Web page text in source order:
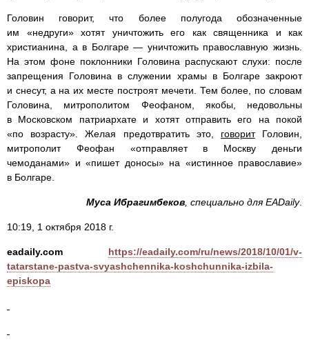
Головин говорит, что более полугода обозначенные
им «недруги» хотят уничтожить его как священника и как
христианина, а в Болгаре — уничтожить православную жизнь.
На этом фоне поклонники Головина распускают слухи: после
запрещения Головина в служении храмы в Болгаре закроют
и снесут, а на их месте построят мечети. Тем более, по словам
Головина, митрополитом Феофаном, якобы, недовольны
в Московском патриархате и хотят отправить его на покой
«по возрасту». Желая предотвратить это, говоритГоловин,
митрополит Феофан «отправляет в Москву деньги
чемоданами» и «пишет доносы» на «истинное православие»
в Болгаре.
Муса Ибрагимбеков, специально для EADaily.
10:19, 1 октября 2018 г.
eadaily.com
https://eadaily.com/ru/news/2018/10/01/v-
tatarstane-pastva-svyashchennika-koshchunnika-izbila-
episkopa